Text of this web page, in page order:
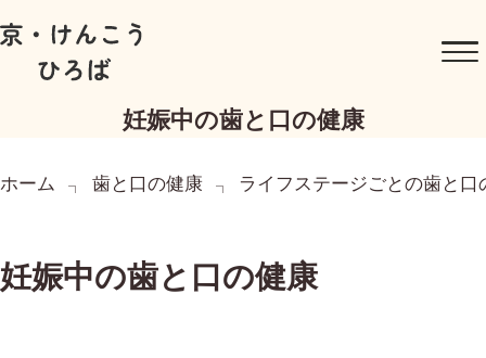
妊娠中の歯と口の健康
ホーム 歯と口の健康 ライフステージごとの歯と口
妊娠中の歯と口の健康